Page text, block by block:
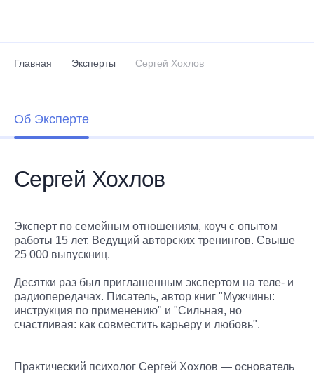
Главная Эксперты Сергей Хохлов
Об Эксперте
Сергей Хохлов
Эксперт по семейным отношениям, коуч c опытом
работы 15 лет. Ведущий авторских тренингов. Свыше
25 000 выпускниц.
Десятки раз был приглашенным экспертом на теле- и
радиопередачах. Писатель, автор книг "Мужчины:
инструкция по применению" и "Сильная, но
счастливая: как совместить карьеру и любовь".
Практический психолог Сергей Хохлов — основатель